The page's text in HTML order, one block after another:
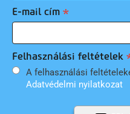
E-mail cím
Felhasználási feltételek
A felhasználási
Adatvédelmi nyilatkozat